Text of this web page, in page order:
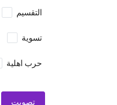
التقسيم
تسوية
حرب اهلية